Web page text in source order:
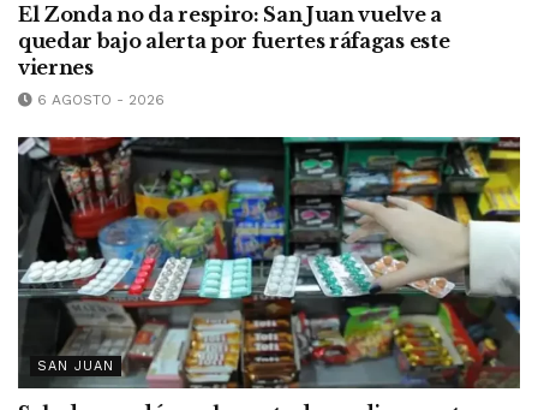
El Zonda no da respiro: San Juan vuelve a
quedar bajo alerta por fuertes ráfagas este
viernes
6 AGOSTO - 2026
SAN JUAN